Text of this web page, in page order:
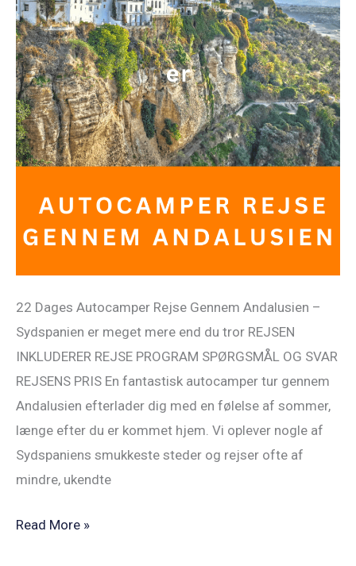
22 Dages Autocamper Rejse Gennem Andalusien –
Sydspanien er meget mere end du tror REJSEN
INKLUDERER REJSE PROGRAM SPØRGSMÅL OG SVAR
REJSENS PRIS En fantastisk autocamper tur gennem
Andalusien efterlader dig med en følelse af sommer,
længe efter du er kommet hjem. Vi oplever nogle af
Sydspaniens smukkeste steder og rejser ofte af
mindre, ukendte
Read More »